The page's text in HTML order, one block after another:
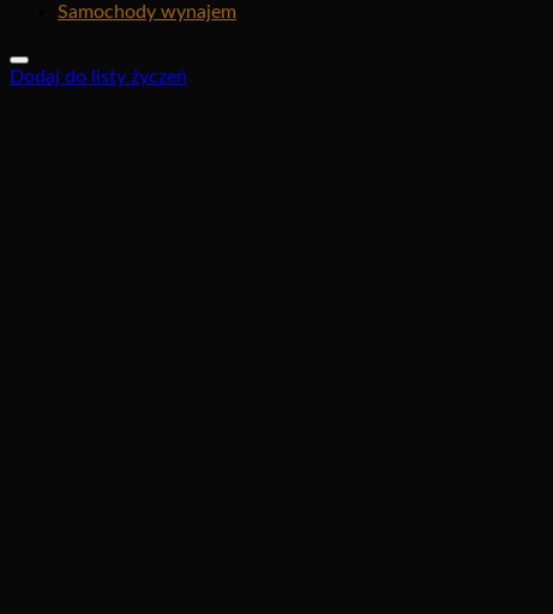
Samochody wynajem
Dodaj do listy życzeń